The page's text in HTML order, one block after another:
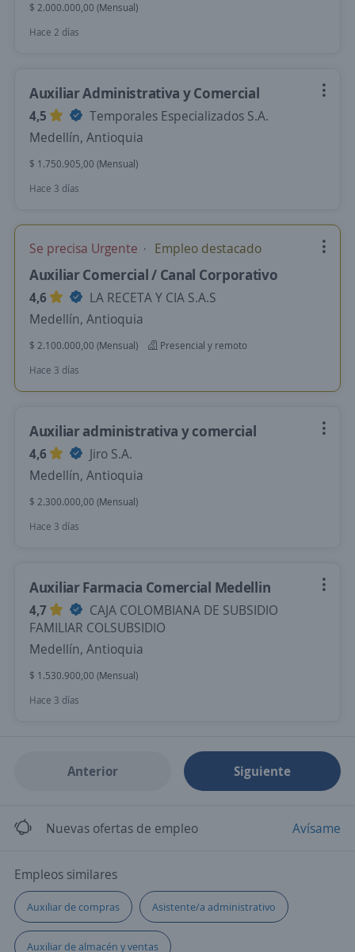
$ 2.000.000,00 (Mensual)
Hace 2 días
Auxiliar Administrativa y Comercial
4,5
Temporales Especializados S.A.
Medellín, Antioquia
$ 1.750.905,00 (Mensual)
Hace 3 días
Se precisa Urgente Empleo destacado
Auxiliar Comercial / Canal Corporativo
4,6
LA RECETA Y CIA S.A.S
Medellín, Antioquia
$ 2.100.000,00 (Mensual)
Presencial y remoto
Hace 3 días
Auxiliar administrativa y comercial
4,6
Jiro S.A.
Medellín, Antioquia
$ 2.300.000,00 (Mensual)
Hace 3 días
Auxiliar Farmacia Comercial Medellin
4,7
CAJA COLOMBIANA DE SUBSIDIO
FAMILIAR COLSUBSIDIO
Medellín, Antioquia
$ 1.530.900,00 (Mensual)
Hace 3 días
Anterior Siguiente
Nuevas ofertas de empleo Avísame
Empleos similares
Auxiliar de compras Asistente/a administrativo
Auxiliar de almacén y ventas